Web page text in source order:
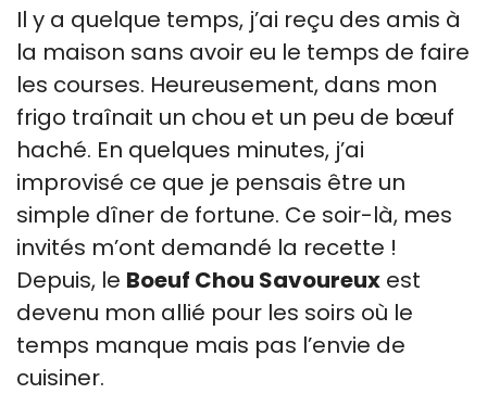
Il y a quelque temps, j’ai reçu des amis à
la maison sans avoir eu le temps de faire
les courses. Heureusement, dans mon
frigo traînait un chou et un peu de bœuf
haché. En quelques minutes, j’ai
improvisé ce que je pensais être un
simple dîner de fortune. Ce soir-là, mes
invités m’ont demandé la recette !
Depuis, le Boeuf Chou Savoureux est
devenu mon allié pour les soirs où le
temps manque mais pas l’envie de
cuisiner.